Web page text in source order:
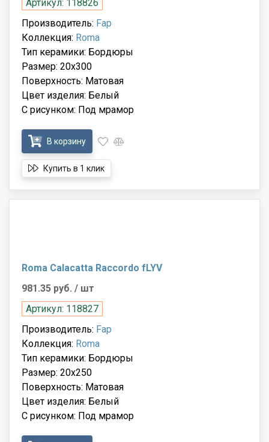
Артикул: 118826
Производитель: Fap
Коллекция: Roma
Тип керамики: Бордюры
Размер: 20x300
Поверхность: Матовая
Цвет изделия: Белый
С рисунком: Под мрамор
В корзину
Купить в 1 клик
Roma Calacatta Raccordo fLYV
981.35 руб. / шт
Артикул: 118827
Производитель: Fap
Коллекция: Roma
Тип керамики: Бордюры
Размер: 20x250
Поверхность: Матовая
Цвет изделия: Белый
С рисунком: Под мрамор